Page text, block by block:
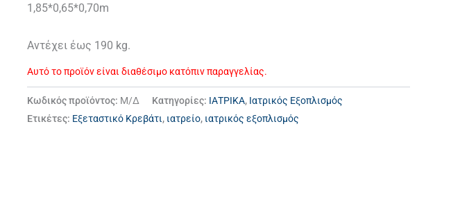
1,85*0,65*0,70m
Αντέχει έως 190 kg.
Αυτό το προϊόν είναι διαθέσιμο κατόπιν παραγγελίας.
Κωδικός προϊόντος: Μ/Δ Κατηγορίες: ΙΑΤΡΙΚΑ, Ιατρικός Εξοπλισμός
Ετικέτες: Εξεταστικό Κρεβάτι, ιατρείο, ιατρικός εξοπλισμός